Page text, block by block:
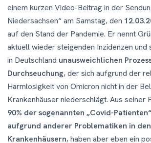
einem kurzen Video-Beitrag in der
Niedersachsen“ am Samstag, den
auf den Stand der Pandemie. Er nennt
aktuell wieder steigenden Inzidenzen und
in Deutschland unausweichlichen
Durchseuchung, der sich aufgrund der
Harmlosigkeit von Omicron nicht in der
Krankenhäuser niederschlägt. Aus seiner
90% der sogenannten „Covid-
aufgrund anderer Problematiken in den
Krankenhäusern, haben aber eben ein